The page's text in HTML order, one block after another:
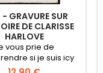
GRAVURE SUR
DE CLARISSE
HARLOVE
vous prie de
si je suis icy
prisonnière